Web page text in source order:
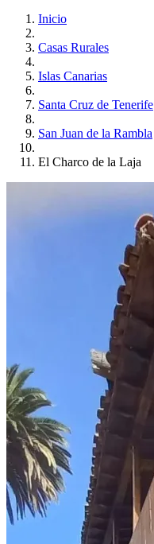
Inicio
Casas Rurales
Islas Canarias
Santa Cruz de Tenerife
San Juan de la Rambla
El Charco de la Laja